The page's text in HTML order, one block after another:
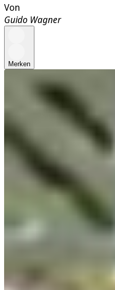
Von
Guido Wagner
Merken